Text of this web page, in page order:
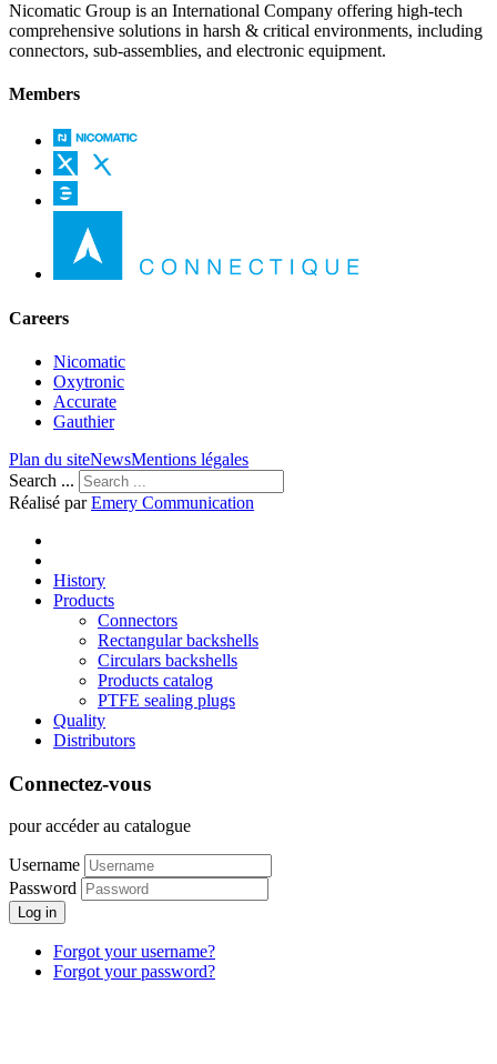
Nicomatic Group is an International Company offering high-tech
comprehensive solutions in harsh & critical environments, including
connectors, sub-assemblies, and electronic equipment.
Members
Careers
Nicomatic
Oxytronic
Accurate
Gauthier
Plan du siteNewsMentions légales
Search ...
Réalisé parEmery Communication
History
Products
Connectors
Rectangular backshells
Circulars backshells
Products catalog
PTFE sealing plugs
Quality
Distributors
Connectez-vous
pour accéder au catalogue
Username
Password
Log in
Forgot your username?
Forgot your password?